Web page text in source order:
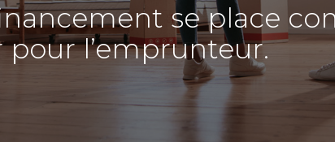
se place
l’emprunteur.